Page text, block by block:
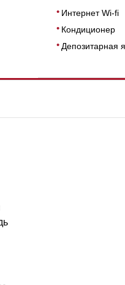
Интернет Wi-fi
Кондиционер
Депозитарная